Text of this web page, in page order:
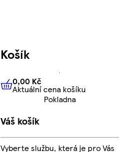
Košík
0,00 KčAktuální cena košíku
0,00 Kč
Aktuální cena košíku
Pokladna
Váš košík
Vyberte službu, která je pro Vás